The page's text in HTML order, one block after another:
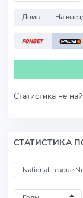
Дома На
Статистика не
СТАТИСТИКА